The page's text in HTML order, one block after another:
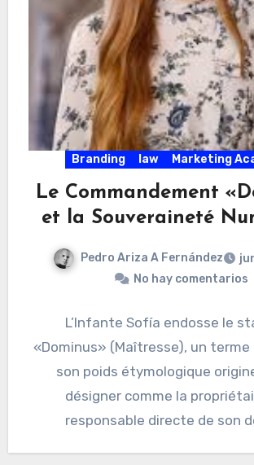
Branding law Marketing
Le Commandement
et la Souveraineté
Pedro Ariza A Fernández
No hay comentarios
L’Infante Sofía endosse le
«Dominus» (Maîtresse), un
son poids étymologique
désigner comme la
responsable directe de son